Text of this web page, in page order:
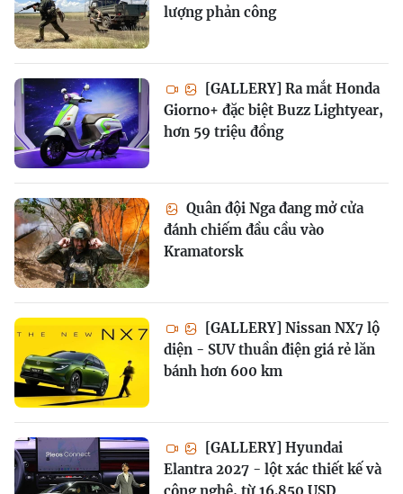
lượng phản công
[GALLERY] Ra mắt Honda
Giorno+ đặc biệt Buzz Lightyear,
hơn 59 triệu đồng
Quân đội Nga đang mở cửa
đánh chiếm đầu cầu vào
Kramatorsk
[GALLERY] Nissan NX7 lộ
diện - SUV thuần điện giá rẻ lăn
bánh hơn 600 km
[GALLERY] Hyundai
Elantra 2027 - lột xác thiết kế và
công nghệ, từ 16.850 USD